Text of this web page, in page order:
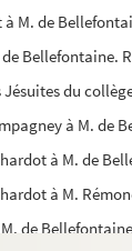
M. de
Bellefontaine.
Jésuites du
à M. de
à M. de
à M.
de